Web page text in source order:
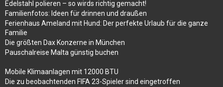
Edelstahl polieren – so wirds richtig gemacht!
Familienfotos: Ideen für drinnen und draußen
Ferienhaus Ameland mit Hund: Der perfekte Urlaub für die ganze
Familie
Die größten Dax Konzerne in München
Pauschalreise Malta günstig buchen
Mobile Klimaanlagen mit 12000 BTU
Die zu beobachtenden FIFA 23-Spieler sind eingetroffen